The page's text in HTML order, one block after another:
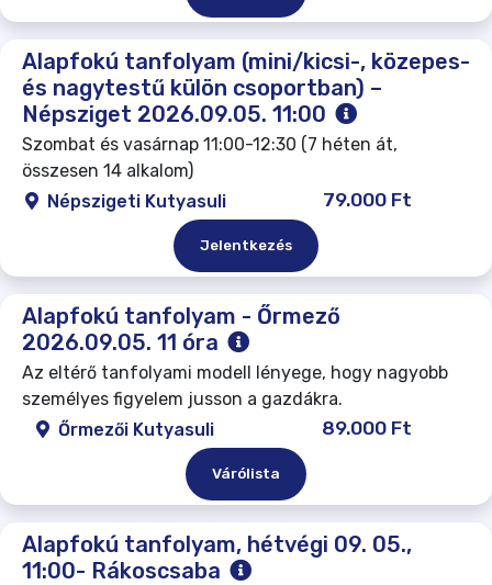
Alapfokú tanfolyam (mini/kicsi-, közepes-
és nagytestű külön csoportban) –
Népsziget 2026.09.05. 11:00
Szombat és vasárnap 11:00-12:30 (7 héten át,
összesen 14 alkalom)
Népszigeti Kutyasuli
79.000 Ft
Jelentkezés
Alapfokú tanfolyam - Őrmező
2026.09.05. 11 óra
Az eltérő tanfolyami modell lényege, hogy nagyobb
személyes figyelem jusson a gazdákra.
Őrmezői Kutyasuli
89.000 Ft
Várólista
Alapfokú tanfolyam, hétvégi 09. 05.,
11:00- Rákoscsaba